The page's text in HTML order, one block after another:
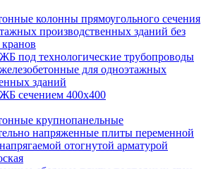
колонны прямоугольного сечения
производственных зданий без
под технологические трубопроводы
для одноэтажных
зданий
сечением 400х400
крупнопанельные
напряженные плиты переменной
отогнутой арматурой